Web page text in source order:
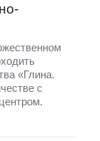
«Глина.
с